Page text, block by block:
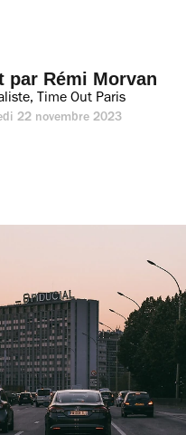
par Rémi Morvan
Time Out Paris
22 novembre 2023